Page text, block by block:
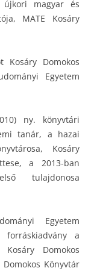
magyar és
MATE Kosáry
Kosáry Domokos
Egyetem
ny. könyvtári
tanár, a hazai
Kosáry
a 2013-ban
tulajdonosa
Egyetem
forráskiadvány a
Domokos
Könyvtár